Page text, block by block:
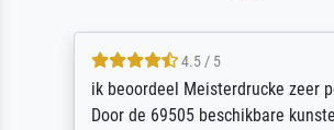
4.5 / 5
ik beoordeel Meisterdrucke zeer
Door de 69505 beschikbare